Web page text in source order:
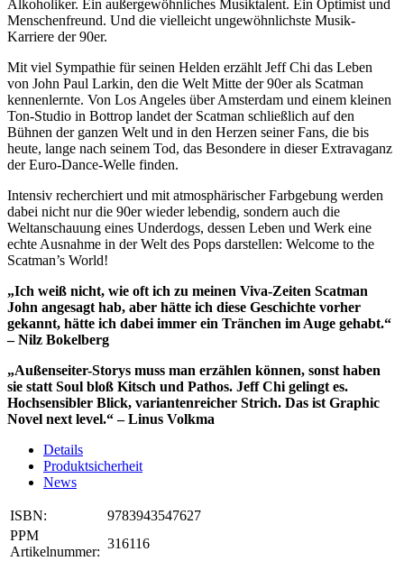
Alkoholiker. Ein außergewöhnliches Musiktalent. Ein Optimist und
Menschenfreund. Und die vielleicht ungewöhnlichste Musik-
Karriere der 90er.
Mit viel Sympathie für seinen Helden erzählt Jeff Chi das Leben
von John Paul Larkin, den die Welt Mitte der 90er als Scatman
kennenlernte. Von Los Angeles über Amsterdam und einem kleinen
Ton-Studio in Bottrop landet der Scatman schließlich auf den
Bühnen der ganzen Welt und in den Herzen seiner Fans, die bis
heute, lange nach seinem Tod, das Besondere in dieser Extravaganz
der Euro-Dance-Welle finden.
Intensiv recherchiert und mit atmosphärischer Farbgebung werden
dabei nicht nur die 90er wieder lebendig, sondern auch die
Weltanschauung eines Underdogs, dessen Leben und Werk eine
echte Ausnahme in der Welt des Pops darstellen: Welcome to the
Scatman’s World!
„Ich weiß nicht, wie oft ich zu meinen Viva-Zeiten Scatman
John angesagt hab, aber hätte ich diese Geschichte vorher
gekannt, hätte ich dabei immer ein Tränchen im Auge gehabt.“
– Nilz Bokelberg
„Außenseiter-Storys muss man erzählen können, sonst haben
sie statt Soul bloß Kitsch und Pathos. Jeff Chi gelingt es.
Hochsensibler Blick, variantenreicher Strich. Das ist Graphic
Novel next level.“ – Linus Volkma
Details
Produktsicherheit
News
ISBN:
9783943547627
PPM
Artikelnummer:
316116